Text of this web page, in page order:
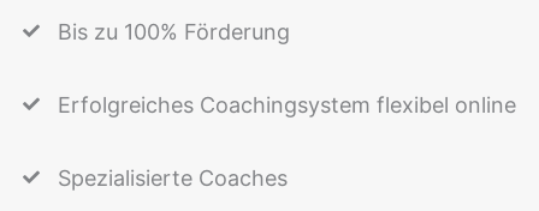
Bis zu 100% Förderung
Erfolgreiches Coachingsystem flexibel online
Spezialisierte Coaches